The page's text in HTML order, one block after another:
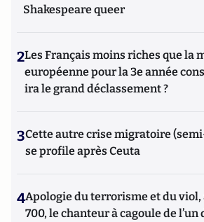
Shakespeare queer
2Les Français moins riches que la
européenne pour la 3e année
ira le grand déclassement ?
3Cette autre crise migratoire
se profile après Ceuta
4Apologie du terrorisme et du viol,
700, le chanteur à cagoule de l’un